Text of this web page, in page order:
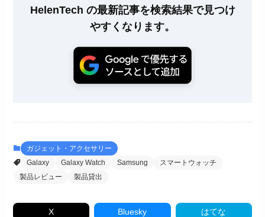
HelenTech の最新記事を検索結果で見つけ
やすくなります。
ガジェット・アクセサリー
Galaxy
Galaxy Watch Samsung
スマートウォッチ
製品レビュー
製品貸出
X Bluesky はてな